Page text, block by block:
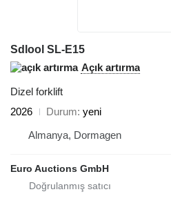
Sdlool SL-E15
Açık artırma
Dizel forklift
2026
Durum yeni
Almanya, Dormagen
Euro Auctions GmbH